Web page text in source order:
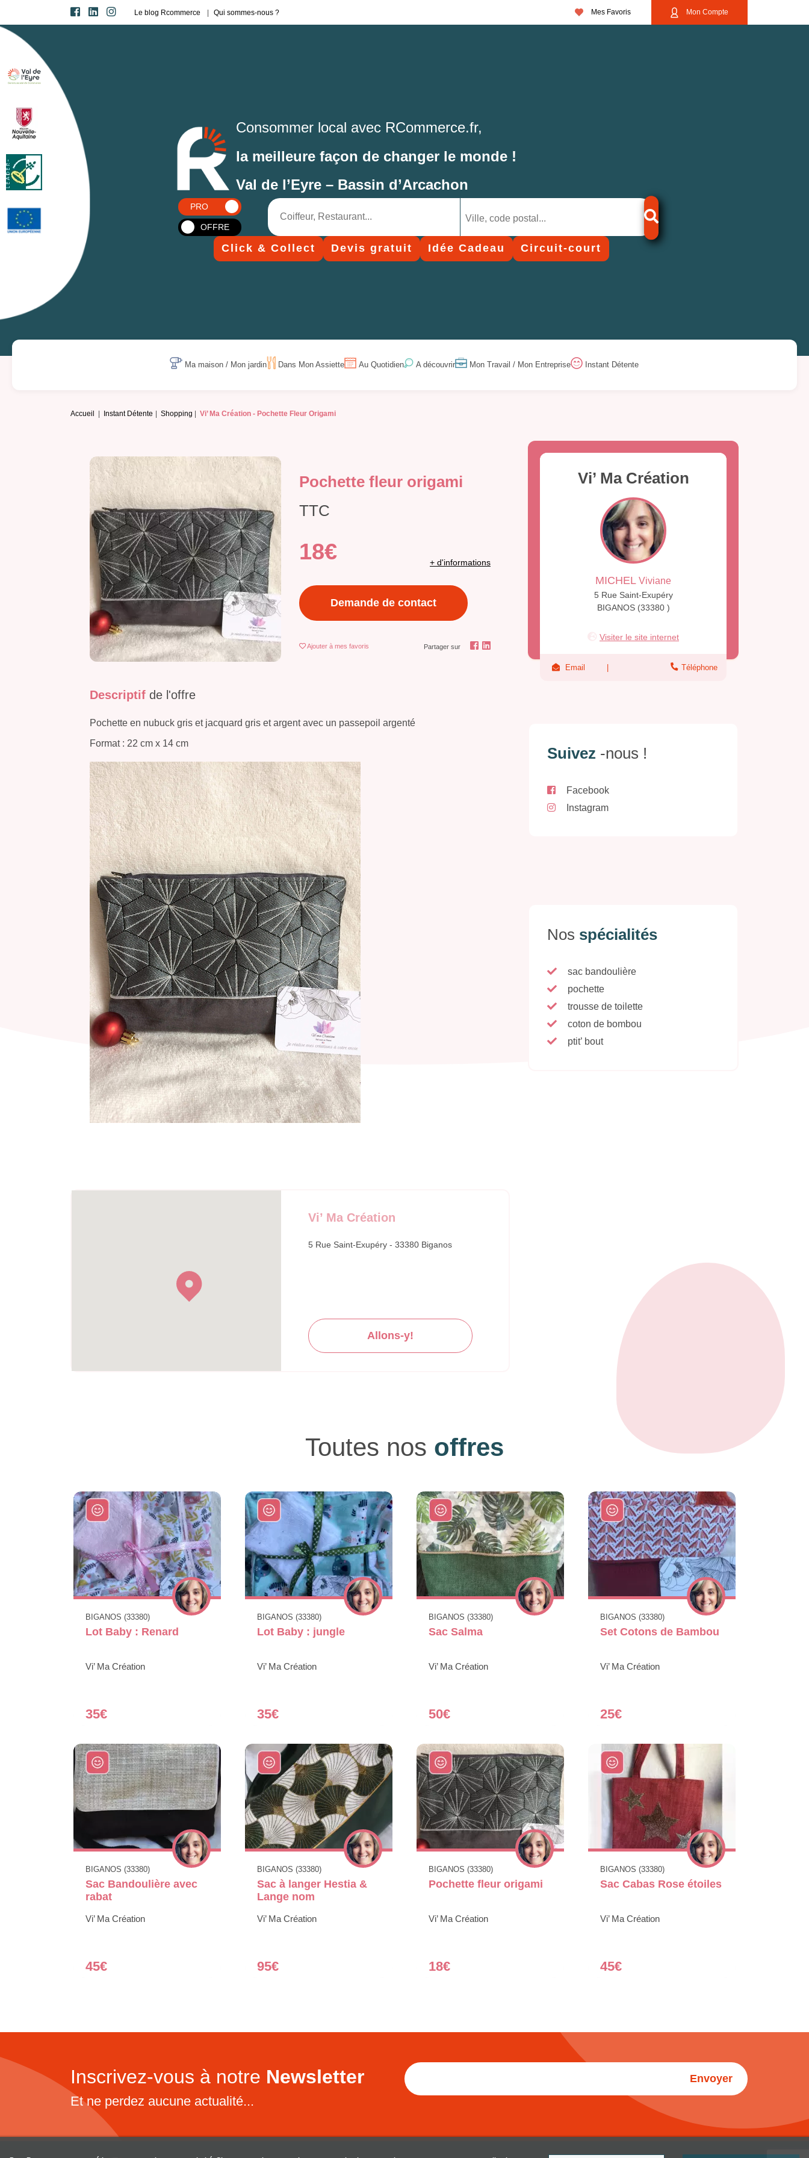
Le blog Rcommerce Qui sommes-nous ? Mes Favoris Mon Compte
Consommer local avec RCommerce.fr,
la meilleure façon de changer le monde !
Val de l’Eyre – Bassin d’Arcachon
PRO
OFFRE
Click & Collect Devis gratuit Idée Cadeau Circuit-court
Ma maison / Mon jardin Dans Mon Assiette Au Quotidien A découvrir Mon Travail / Mon Entreprise Instant Détente
Accueil Instant Détente Shopping Vi’ Ma Création - Pochette Fleur Origami
Pochette fleur origami
TTC
18€ + d'informations
Demande de contact
Ajouter à mes favoris Partager sur
Descriptif de l'offre
Pochette en nubuck gris et jacquard gris et argent avec un passepoil argenté
Format : 22 cm x 14 cm
Vi’ Ma Création
5 Rue Saint-Exupéry - 33380 Biganos
Allons-y!
Vi’ Ma Création
MICHEL Viviane
5 Rue Saint-Exupéry
BIGANOS (33380 )
Visiter le site internet
Email Téléphone
Suivez -nous !
Facebook
Instagram
Nos spécialités
sac bandoulière
pochette
trousse de toilette
coton de bombou
ptit’ bout
Toutes nos offres
BIGANOS (33380)
Lot Baby : Renard
Vi’ Ma Création
35€
BIGANOS (33380)
Lot Baby : jungle
Vi’ Ma Création
35€
BIGANOS (33380)
Sac Salma
Vi’ Ma Création
50€
BIGANOS (33380)
Set Cotons de Bambou
Vi’ Ma Création
25€
BIGANOS (33380)
Sac Bandoulière avec
rabat
Vi’ Ma Création
45€
BIGANOS (33380)
Sac à langer Hestia &
Lange nom
Vi’ Ma Création
95€
BIGANOS (33380)
Pochette fleur origami
Vi’ Ma Création
18€
BIGANOS (33380)
Sac Cabas Rose étoiles
Vi’ Ma Création
45€
Inscrivez-vous à notre Newsletter
Et ne perdez aucune actualité...
Envoyer